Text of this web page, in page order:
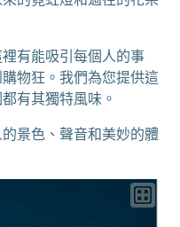
有能吸引每個人的事
物狂。我們為您提供這
有其獨特風味。
景色、聲音和美妙的體